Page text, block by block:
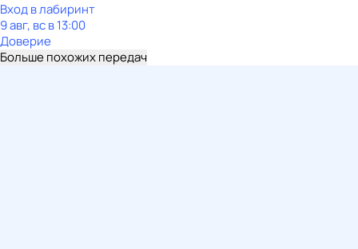
Вход в лабиринт
9 авг, вс в 13:00
Доверие
Больше похожих передач